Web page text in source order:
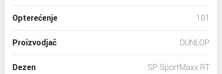
Opterećenje 101
Proizvodjač DUNLOP
Dezen SP SportMaxx RT